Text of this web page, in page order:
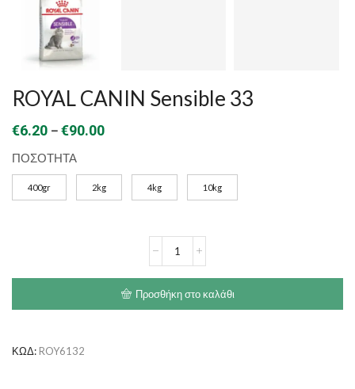
ROYAL CANIN Sensible 33
€6.20 –€90.00Price
€6.20
through
ΠΟΣΟΤΗΤΑ
400gr 2kg 4kg 10kg
CANIN
ποσότητα
Προσθήκη στο καλάθι
ΚΩΔ: ROY6132